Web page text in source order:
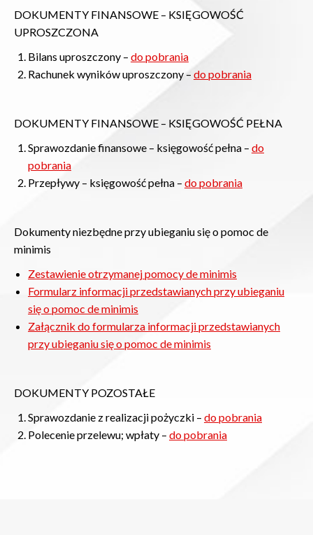
DOKUMENTY FINANSOWE – KSIĘGOWOŚĆ
UPROSZCZONA
Bilans uproszczony – do pobrania
Rachunek wyników uproszczony – do pobrania
DOKUMENTY FINANSOWE – KSIĘGOWOŚĆ PEŁNA
Sprawozdanie finansowe – księgowość pełna – do
pobrania
Przepływy – księgowość pełna – do pobrania
Dokumenty niezbędne przy ubieganiu się o pomoc de
minimis
Zestawienie otrzymanej pomocy de minimis
Formularz informacji przedstawianych przy ubieganiu
się o pomoc de minimis
Załącznik do formularza informacji przedstawianych
przy ubieganiu się o pomoc de minimis
DOKUMENTY POZOSTAŁE
Sprawozdanie z realizacji pożyczki – do pobrania
Polecenie przelewu; wpłaty – do pobrania